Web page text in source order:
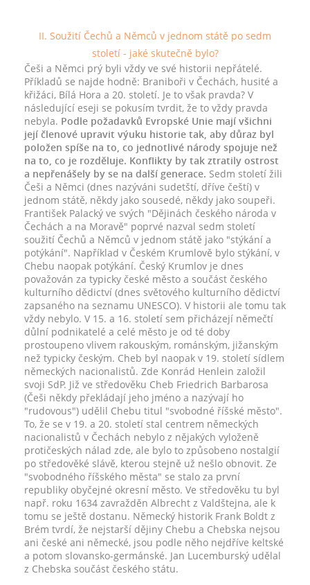
II. Soužití Čechů a Němců v jednom státě po sedm
století - jaké skutečně bylo?
Češi a Němci prý byli vždy ve své historii nepřátelé.
Příkladů se najde hodně: Braniboři v Čechách, husité a
křižáci, Bílá Hora a 20. století. Je to však pravda? V
následující eseji se pokusím tvrdit, že to vždy pravda
nebyla. Podle požadavků Evropské Unie mají všichni
její členové upravit výuku historie tak, aby důraz byl
položen spíše na to, co jednotlivé národy spojuje než
na to, co je rozděluje. Konflikty by tak ztratily ostrost
a nepřenášely by se na další generace. Sedm století žili
Češi a Němci (dnes nazýváni sudetští, dříve čeští) v
jednom státě, někdy jako sousedé, někdy jako soupeři.
František Palacký ve svých "Dějinách českého národa v
Čechách a na Moravě" poprvé nazval sedm století
soužití Čechů a Němců v jednom státě jako "stýkání a
potýkání". Například v Českém Krumlově bylo stýkání, v
Chebu naopak potýkání. Český Krumlov je dnes
považován za typicky české město a součást českého
kulturního dědictví (dnes světového kulturního dědictví
zapsaného na seznamu UNESCO). V historii ale tomu tak
vždy nebylo. V 15. a 16. století sem přicházejí němečtí
důlní podnikatelé a celé město je od té doby
prostoupeno vlivem rakouským, románským, jižanským
než typicky českým. Cheb byl naopak v 19. století sídlem
německých nacionalistů. Zde Konrád Henlein založil
svoji SdP. Již ve středověku Cheb Friedrich Barbarosa
(Češi někdy překládají jeho jméno a nazývají ho
"rudovous") udělil Chebu titul "svobodné říšské město".
To, že se v 19. a 20. století stal centrem německých
nacionalistů v Čechách nebylo z nějakých vyloženě
protičeských nálad zde, ale bylo to způsobeno nostalgií
po středověké slávě, kterou stejně už nešlo obnovit. Ze
"svobodného říšského města" se stalo za první
republiky obyčejné okresní město. Ve středověku tu byl
např. roku 1634 zavražděn Albrecht z Valdštejna, ale k
tomu se ještě dostanu. Německý historik Frank Boldt z
Brém tvrdí, že nejstarší dějiny Chebu a Chebska nejsou
ani české ani německé, jsou podle něho nejdříve keltské
a potom slovansko-germánské. Jan Lucemburský udělal
z Chebska součást českého státu.